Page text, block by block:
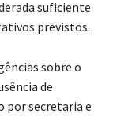
suficiente
previstos.
sobre o
de
por secretaria e